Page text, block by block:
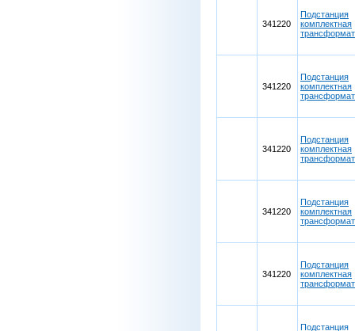
341220
Подстанция
комплектная
341220
Подстанция
комплектная
341220
Подстанция
комплектная
341220
Подстанция
комплектная
341220
Подстанция
комплектная
Подстанция